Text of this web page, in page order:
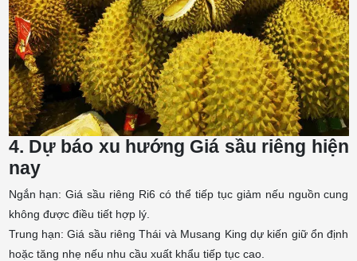
4. Dự báo xu hướng Giá sầu riêng hiện
nay
Ngắn hạn: Giá sầu riêng Ri6 có thể tiếp tục giảm nếu nguồn cung
không được điều tiết hợp lý.
Trung hạn: Giá sầu riêng Thái và Musang King dự kiến giữ ổn định
hoặc tăng nhẹ nếu nhu cầu xuất khẩu tiếp tục cao.